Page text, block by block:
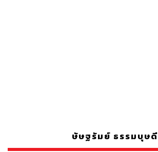
ษัษฐรัมย์ ธรรมบุษดี